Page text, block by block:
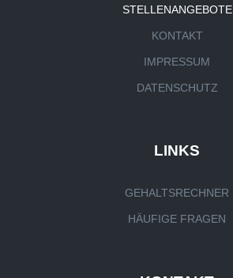
STELLENANGEBOTE
KONTAKT
IMPRESSUM
DATENSCHUTZ
LINKS
GEHALTSRECHNER
HÄUFIGE FRAGEN